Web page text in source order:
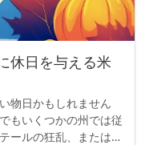
休日を与える米
物日かもしれません
もいくつかの州では従
ールの狂乱、または感